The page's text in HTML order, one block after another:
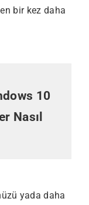
bir kez daha
10
Nasıl
yada daha